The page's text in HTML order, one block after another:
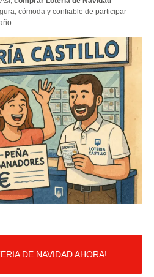
cómoda y confiable de participar
DE NAVIDAD AHORA!